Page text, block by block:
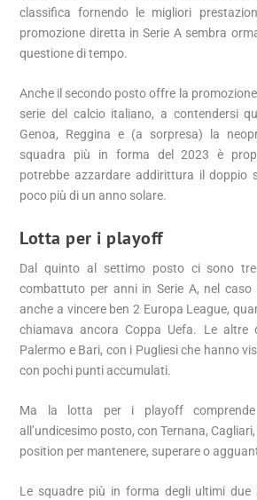
classifica fornendo le migliori
promozione diretta in Serie A sembra
questione di tempo.
Anche il secondo posto offre la
serie del calcio italiano, a contendersi
Genoa, Reggina e (a sorpresa) la
squadra più in forma del 2023 è
potrebbe azzardare addirittura il doppio
poco più di un anno solare.
Lotta per i playoff
Dal quinto al settimo posto ci sono
combattuto per anni in Serie A, nel caso
anche a vincere ben 2 Europa League,
chiamava ancora Coppa Uefa. Le altre
Palermo e Bari, con i Pugliesi che hanno
con pochi punti accumulati.
Ma la lotta per i playoff
all’undicesimo posto, con Ternana,
position per mantenere, superare o
Le squadre più in forma degli ultimi due